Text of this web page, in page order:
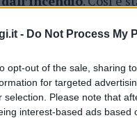
- Do Not Process My
opt-out of the sale, sharing
for targeted
selection. Please note that
interest-based ads
Volo di Alghero
del loro meglio per